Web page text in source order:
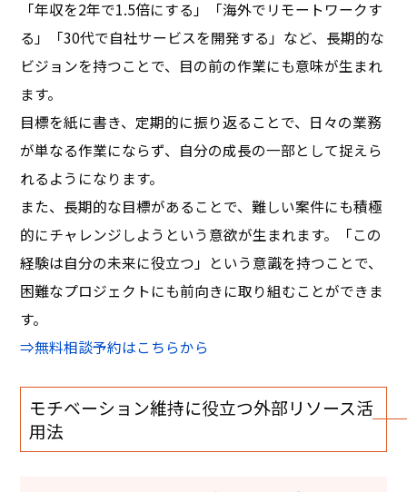
「年収を2年で1.5倍にする」「海外でリモートワークす
る」「30代で自社サービスを開発する」など、長期的な
ビジョンを持つことで、目の前の作業にも意味が生まれ
ます。
目標を紙に書き、定期的に振り返ることで、日々の業務
が単なる作業にならず、自分の成長の一部として捉えら
れるようになります。
また、長期的な目標があることで、難しい案件にも積極
的にチャレンジしようという意欲が生まれます。「この
経験は自分の未来に役立つ」という意識を持つことで、
困難なプロジェクトにも前向きに取り組むことができま
す。
⇒無料相談予約はこちらから
モチベーション維持に役立つ外部リソース活
用法